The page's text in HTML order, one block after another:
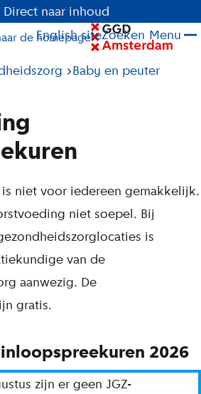
Direct naar inhoud
de homepage
English siteZoeken Menu
Baby en peuter
niet voor iedereen gemakkelijk.
niet soepel. Bij
is
van de
aanwezig. De
gratis.
2026
zijn er geen JGZ-